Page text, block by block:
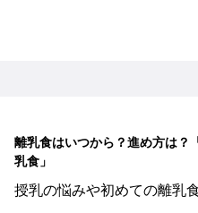
離乳食はいつから？進め方は？
乳食」
授乳の悩みや初めての離乳